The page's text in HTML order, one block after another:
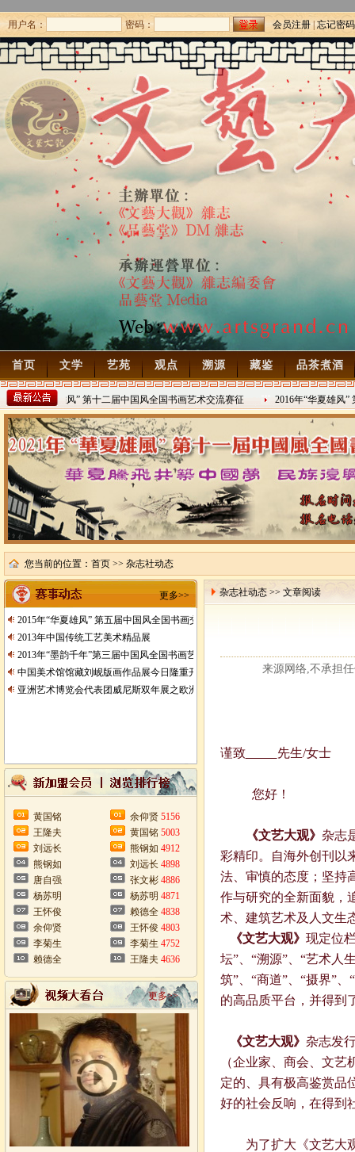
用户名： 密码： 会员注册|忘记密码
首页 文学 艺苑 观点 溯源 藏鉴 品茶煮酒
年“华夏雄风” 第十二届中国风全国书画艺术交流赛征
8/15
2016年“华夏雄风”
2016/8/27
您当前的位置： 首页 >> 杂志社动态
更多>>
2015年“华夏雄风” 第五届中国风全国书画交流赛暨纪念抗日战争胜利70周年书画
2013年中国传统工艺美术精品展
2013年“墨韵千年”第三届中国风全国书画艺术交流赛征稿
中国美术馆馆藏刘岘版画作品展今日隆重开展
亚洲艺术博览会代表团威尼斯双年展之欧洲行
黄国铭
王隆夫
刘远长
熊钢如
唐自强
杨苏明
王怀俊
余仰贤
李菊生
赖德全
余仰贤 5156
黄国铭 5003
熊钢如 4912
刘远长 4898
张文彬 4886
杨苏明 4871
赖德全 4838
王怀俊 4803
李菊生 4752
王隆夫 4636
更多>>
杂志社动态 >> 文章阅读
来源网络,不承担
谨致 先生/女士
您好！
《文艺大观》 杂志
彩精印。自海外创刊以
法、审慎的态度；坚持
作与研究的全新面貌，
术、建筑艺术及人文生
《文艺大观》 现定位
坛”、“溯源”、“艺术人
筑”、“商道”、“摄界”
的高品质平台，并得到
《文艺大观》 杂志发
（企业家、商会、文
定的、具有极高鉴赏品
好的社会反响，在得到
为了扩大 《文艺大